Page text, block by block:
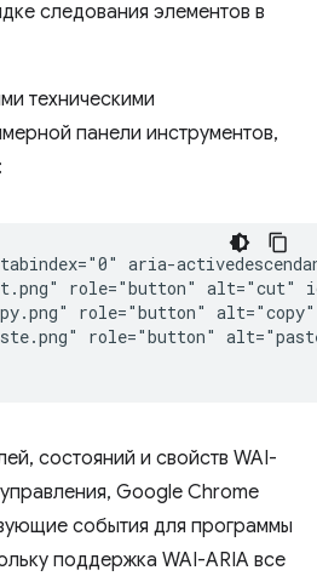
следования элементов в
техническими
панели инструментов,
aria-
role="button" alt="cut"
role="button"
role="button"
состояний и свойств WAI-
Google Chrome
события для программы
поддержка WAI-ARIA все